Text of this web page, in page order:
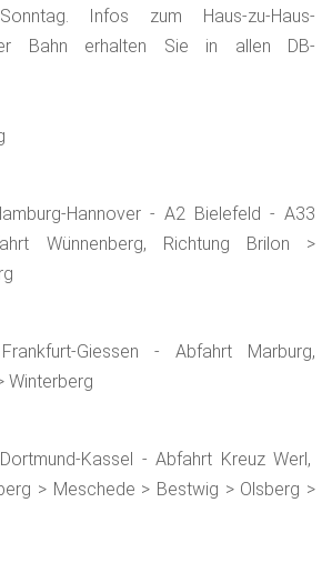
Infos zum Haus-zu-Haus-
Bahn erhalten Sie in allen DB-
Hannover - A2 Bielefeld - A33
Wünnenberg, Richtung Brilon >
Giessen - Abfahrt Marburg,
Winterberg
Kassel - Abfahrt Kreuz Werl,
> Meschede > Bestwig > Olsberg >